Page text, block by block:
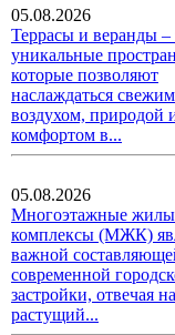
05.08.2026
Террасы и веранды –
уникальные
которые позволяют
наслаждаться свежим
воздухом, природой
комфортом в...
05.08.2026
Многоэтажные
комплексы (МЖК)
важной
современной
застройки, отвечая на
растущий...